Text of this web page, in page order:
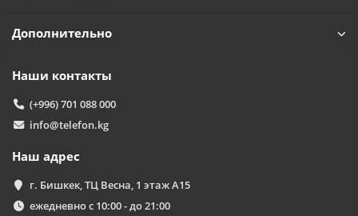
Дополнительно
Наши контакты
(+996) 701 088 000
info@telefon.kg
Наш адрес
г. Бишкек, ТЦ Весна, 1 этаж А15
ежедневно с 10:00 - до 21:00